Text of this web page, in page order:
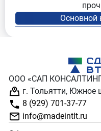
ООО «САП
г. Тольятти, Южное
8 (929) 701-37-77
info@madeintlt.ru